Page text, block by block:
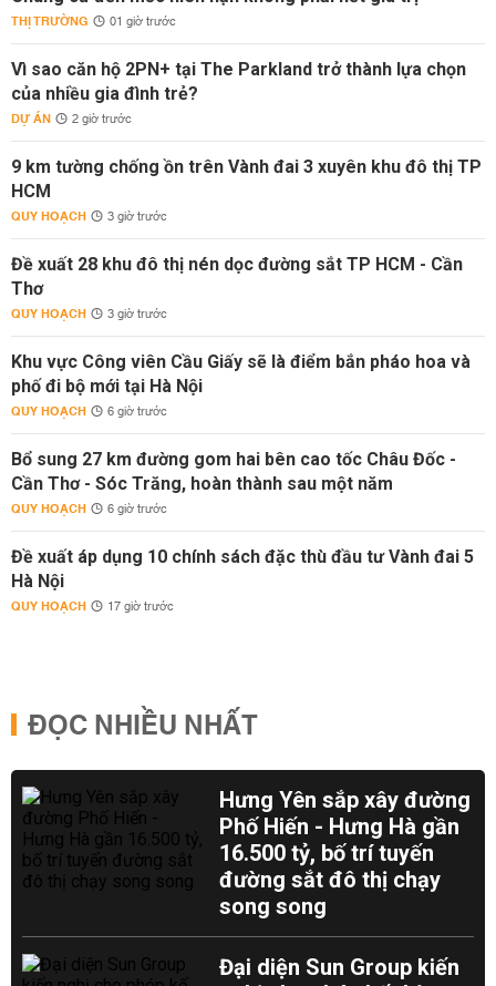
THỊ TRƯỜNG 01 giờ trước
Vì sao căn hộ 2PN+ tại The Parkland trở thành lựa chọn
của nhiều gia đình trẻ?
DỰ ÁN 2 giờ trước
9 km tường chống ồn trên Vành đai 3 xuyên khu đô thị TP
HCM
QUY HOẠCH 3 giờ trước
Đề xuất 28 khu đô thị nén dọc đường sắt TP HCM - Cần
Thơ
QUY HOẠCH 3 giờ trước
Khu vực Công viên Cầu Giấy sẽ là điểm bắn pháo hoa và
phố đi bộ mới tại Hà Nội
QUY HOẠCH 6 giờ trước
Bổ sung 27 km đường gom hai bên cao tốc Châu Đốc -
Cần Thơ - Sóc Trăng, hoàn thành sau một năm
QUY HOẠCH 6 giờ trước
Đề xuất áp dụng 10 chính sách đặc thù đầu tư Vành đai 5
Hà Nội
QUY HOẠCH 17 giờ trước
ĐỌC NHIỀU NHẤT
Hưng Yên sắp xây đường
Phố Hiến - Hưng Hà gần
16.500 tỷ, bố trí tuyến
đường sắt đô thị chạy
song song
Đại diện Sun Group kiến